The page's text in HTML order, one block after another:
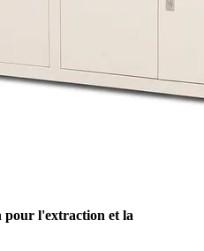
pour l'extraction et la